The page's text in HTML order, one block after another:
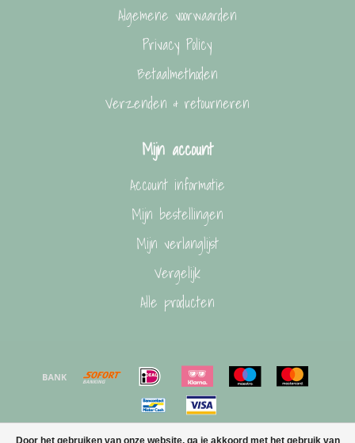
Door het gebruiken van onze website, ga je akkoord met het gebruik van
Algemene voorwaarden
Privacy Policy
Betaalmethoden
Verzenden & retourneren
Mijn account
Account informatie
Mijn bestellingen
Mijn verlanglijst
Vergelijk
Alle producten